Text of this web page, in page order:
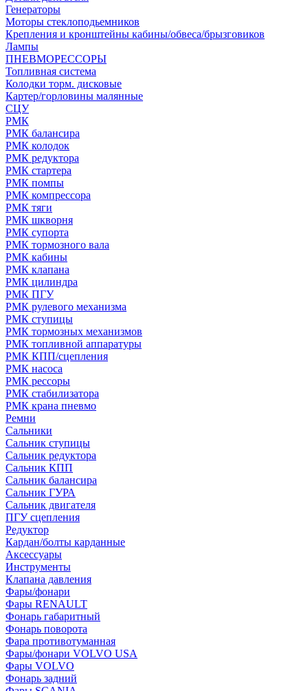
Генераторы
Моторы стеклоподьемников
Крепления и кронштейны кабины/обвеса/брызговиков
Лампы
ПНЕВМОРЕССОРЫ
Топливная система
Колодки торм. дисковые
Картер/горловины малянные
СЦУ
РМК
РМК балансира
РМК колодок
РМК редуктора
РМК стартера
РМК помпы
РМК компрессора
РМК тяги
РМК шкворня
РМК супорта
РМК тормозного вала
РМК кабины
РМК клапана
РМК цилиндра
РМК ПГУ
РМК рулевого механизма
РМК ступицы
РМК тормозных механизмов
РМК топливной аппаратуры
РМК КПП/сцепления
РМК насоса
РМК рессоры
РМК стабилизатора
РМК крана пневмо
Ремни
Сальники
Сальник ступицы
Сальник редуктора
Сальник КПП
Сальник балансира
Сальник ГУРА
Сальник двигателя
ПГУ сцепления
Редуктор
Кардан/болты карданные
Аксессуары
Инструменты
Клапана давления
Фары/фонари
Фары RENAULT
Фонарь габаритный
Фонарь поворота
Фара противотуманная
Фары/фонари VOLVO USA
Фары VOLVO
Фонарь задний